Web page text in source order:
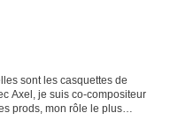
sont les casquettes de
Axel, je suis co-compositeur
prods, mon rôle le plus